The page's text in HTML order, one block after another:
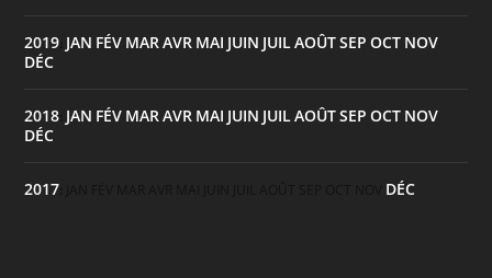
2019 JAN FÉV MARAVR MAI JUIN JUILAOÛTSEP OCT NOV
DÉC
2018 JAN FÉV MARAVR MAI JUIN JUILAOÛTSEP OCT NOV
DÉC
2017 DÉC